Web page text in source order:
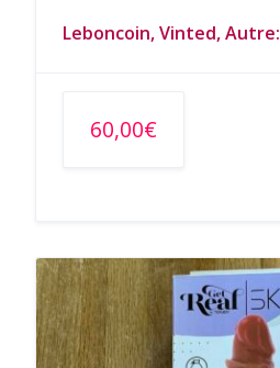
Leboncoin, Vinted, Autre:
60,00€